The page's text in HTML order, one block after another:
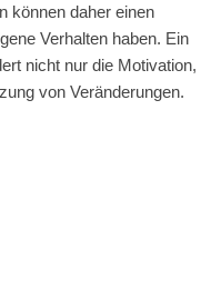
können daher einen
Verhalten haben. Ein
nicht nur die Motivation,
von Veränderungen.